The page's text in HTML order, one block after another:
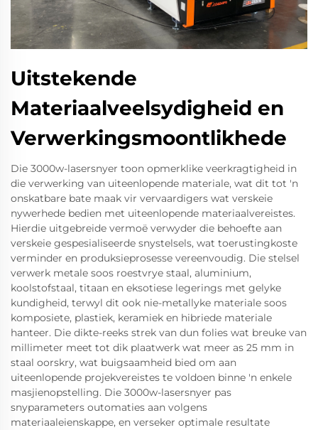
Uitstekende
Materiaalveelsydigheid en
Verwerkingsmoontlikhede
Die 3000w-lasersnyer toon opmerklike veerkragtigheid in
die verwerking van uiteenlopende materiale, wat dit tot 'n
onskatbare bate maak vir vervaardigers wat verskeie
nywerhede bedien met uiteenlopende materiaalvereistes.
Hierdie uitgebreide vermoë verwyder die behoefte aan
verskeie gespesialiseerde snystelsels, wat toerustingkoste
verminder en produksieprosesse vereenvoudig. Die stelsel
verwerk metale soos roestvrye staal, aluminium,
koolstofstaal, titaan en eksotiese legerings met gelyke
kundigheid, terwyl dit ook nie-metallyke materiale soos
komposiete, plastiek, keramiek en hibriede materiale
hanteer. Die dikte-reeks strek van dun folies wat breuke van
millimeter meet tot dik plaatwerk wat meer as 25 mm in
staal oorskry, wat buigsaamheid bied om aan
uiteenlopende projekvereistes te voldoen binne 'n enkele
masjienopstelling. Die 3000w-lasersnyer pas
snyparameters outomaties aan volgens
materiaaleienskappe, en verseker optimale resultate